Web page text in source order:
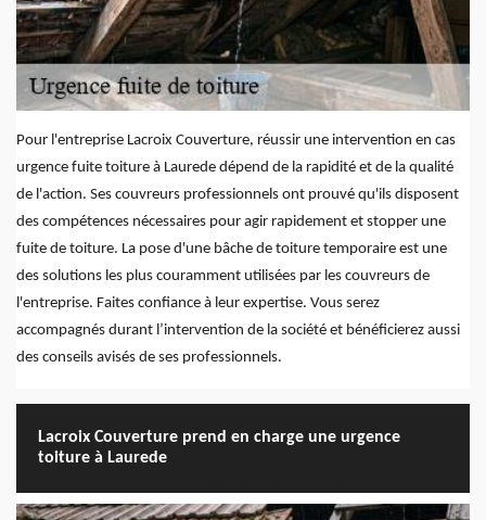
Pour l'entreprise Lacroix Couverture, réussir une intervention en cas
urgence fuite toiture à Laurede dépend de la rapidité et de la qualité
de l'action. Ses couvreurs professionnels ont prouvé qu'ils disposent
des compétences nécessaires pour agir rapidement et stopper une
fuite de toiture. La pose d'une bâche de toiture temporaire est une
des solutions les plus couramment utilisées par les couvreurs de
l'entreprise. Faites confiance à leur expertise. Vous serez
accompagnés durant l’intervention de la société et bénéficierez aussi
des conseils avisés de ses professionnels.
Lacroix Couverture prend en charge une urgence
toiture à Laurede